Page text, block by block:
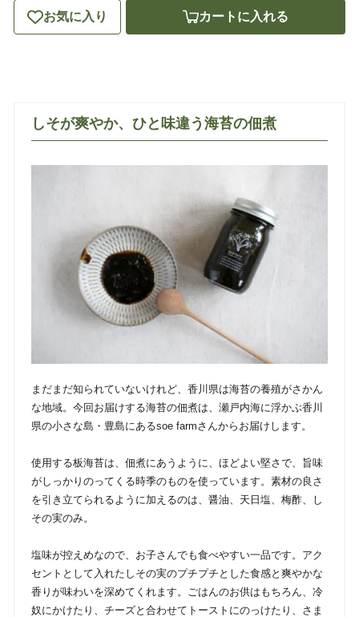
お気に入り カートに入れる
しそが爽やか、ひと味違う海苔の佃煮
まだまだ知られていないけれど、香川県は海苔の養殖がさかん
な地域。今回お届けする海苔の佃煮は、瀬戸内海に浮かぶ香川
県の小さな島・豊島にあるsoe farmさんからお届けします。
使用する板海苔は、佃煮にあうように、ほどよい堅さで、旨味
がしっかりのってくる時季のものを使っています。素材の良さ
を引き立てられるように加えるのは、醤油、天日塩、梅酢、し
その実のみ。
塩味が控えめなので、お子さんでも食べやすい一品です。アク
セントとして入れたしその実のプチプチとした食感と爽やかな
香りが味わいを深めてくれます。ごはんのお供はもちろん、冷
奴にかけたり、チーズと合わせてトーストにのっけたり、さま